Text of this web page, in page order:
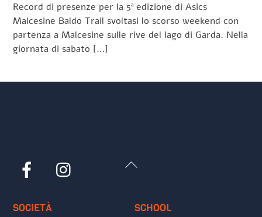
Record di presenze per la 5ª edizione di Asics
Malcesine Baldo Trail svoltasi lo scorso weekend con
partenza a Malcesine sulle rive del lago di Garda. Nella
giornata di sabato […]
Back
Facebook
SOCIETÀ SCHOOL